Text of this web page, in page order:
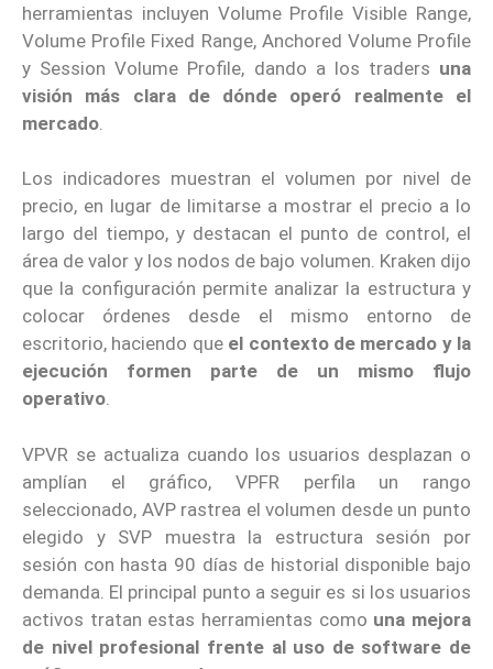
herramientas incluyen Volume Profile Visible Range,
Volume Profile Fixed Range, Anchored Volume Profile
y Session Volume Profile, dando a los traders una
visión más clara de dónde operó realmente el
mercado
Los indicadores muestran el volumen por nivel de
precio, en lugar de limitarse a mostrar el precio a lo
largo del tiempo, y destacan el punto de control, el
área de valor y los nodos de bajo volumen. Kraken dijo
que la configuración permite analizar la estructura y
colocar órdenes desde el mismo entorno de
escritorio, haciendo que el contexto de mercado y la
ejecución formen parte de un mismo flujo
operativo.
VPVR se actualiza cuando los usuarios desplazan o
amplían el gráfico, VPFR perfila un rango
seleccionado, AVP rastrea el volumen desde un punto
elegido y SVP muestra la estructura sesión por
sesión con hasta 90 días de historial disponible bajo
demanda. El principal punto a seguir es si los usuarios
activos tratan estas herramientas como una mejora
de nivel profesional frente al uso de software de